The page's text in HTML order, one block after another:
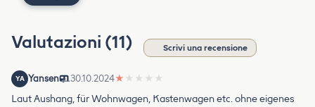
Valutazioni (11) Scrivi una recensione
YA Yansen 30.10.2024★ ★ ★ ★ ★
Laut Aushang, für Wohnwagen, Kastenwagen etc. ohne eigenes